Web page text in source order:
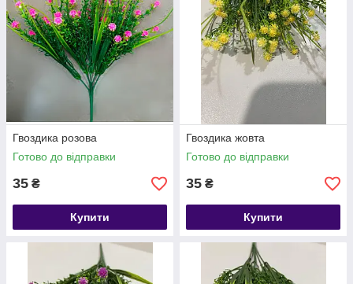
Гвоздика розова
Готово до відправки
35 ₴
Купити
Гвоздика жовта
Готово до відправки
35 ₴
Купити